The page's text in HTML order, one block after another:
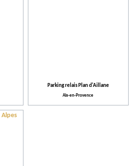
Parking relais Plan d'Aillane
Aix-en-Provence